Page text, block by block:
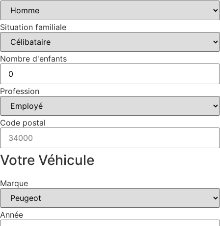
Situation familiale
Nombre d'enfants
Profession
Code postal
Votre Véhicule
Marque
Année